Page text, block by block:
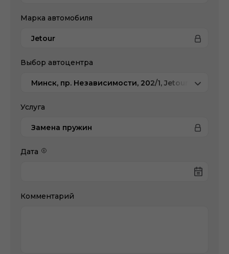
Марка автомобиля
Jetour
Выбор автоцентра
Минск, пр. Независимости, 202/1, Jetour Атлант-
Услуга
Замена пружин
Дата
Комментарий